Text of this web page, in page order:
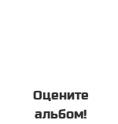
Оцените
альбом!